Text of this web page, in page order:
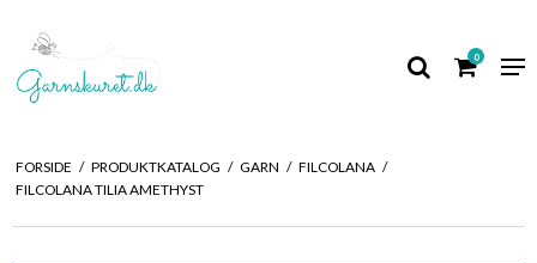
0
FORSIDE / PRODUKTKATALOG / GARN / FILCOLANA /
FILCOLANA TILIA AMETHYST